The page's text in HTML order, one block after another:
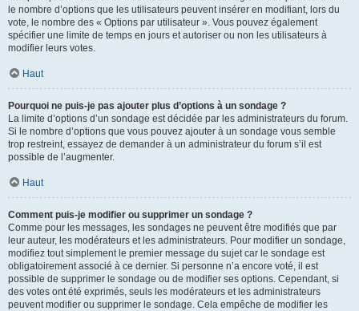
le nombre d’options que les utilisateurs peuvent insérer en modifiant, lors du
vote, le nombre des « Options par utilisateur ». Vous pouvez également
spécifier une limite de temps en jours et autoriser ou non les utilisateurs à
modifier leurs votes.
Haut
Pourquoi ne puis-je pas ajouter plus d’options à un sondage ?
La limite d’options d’un sondage est décidée par les administrateurs du forum.
Si le nombre d’options que vous pouvez ajouter à un sondage vous semble
trop restreint, essayez de demander à un administrateur du forum s’il est
possible de l’augmenter.
Haut
Comment puis-je modifier ou supprimer un sondage ?
Comme pour les messages, les sondages ne peuvent être modifiés que par
leur auteur, les modérateurs et les administrateurs. Pour modifier un sondage,
modifiez tout simplement le premier message du sujet car le sondage est
obligatoirement associé à ce dernier. Si personne n’a encore voté, il est
possible de supprimer le sondage ou de modifier ses options. Cependant, si
des votes ont été exprimés, seuls les modérateurs et les administrateurs
peuvent modifier ou supprimer le sondage. Cela empêche de modifier les